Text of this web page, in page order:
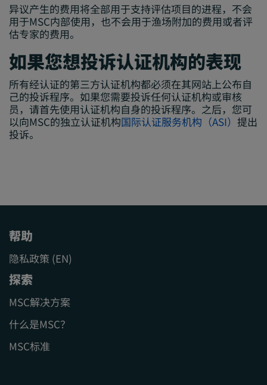
异议产生的费用将全部用于支持评估项目的进程，不会
用于MSC内部使用，也不会用于渔场附加的费用或者评
估专家的费用。
如果您想投诉认证机构的表现
所有经认证的第三方认证机构都必须在其网站上公布自
己的投诉程序。如果您需要投诉任何认证机构或审核
员，请首先使用认证机构自身的投诉程序。之后，您可
以向MSC的独立认证机构国际认证服务机构（ASI） 提出
投诉。
帮助
隐私政策 (EN)
探索
MSC解决方案
什么是MSC？
MSC标准